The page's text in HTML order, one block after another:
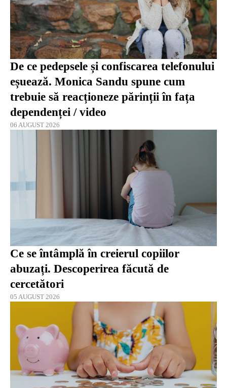
De ce pedepsele și confiscarea telefonului
eșuează. Monica Sandu spune cum
trebuie să reacționeze părinții în fața
dependenței / video
06 AUGUST 2026
Ce se întâmplă în creierul copiilor
abuzați. Descoperirea făcută de
cercetători
05 AUGUST 2026